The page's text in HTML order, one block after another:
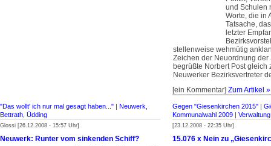
und Schulen
Worte, die in
Tatsache,
letzter
stellenweise wehmütig
Zeichen der Neuordnung der
begrüßte Norbert Post gleich
Neuwerker Bezirksvertreter
[ein Kommentar] Zum Artikel »
"Das wollt' ich nur mal gesagt haben..." | Neuwerk,
Bettrath, Üdding
Glossi [26.12.2008 - 15:57 Uhr]
Neuwerk: Runter vom sinkenden Schiff?
Gegen "Giesenkirchen 2015" |
Kommunalwahl 2009 |
[23.12.2008 - 22:35 Uhr]
15.076 x Nein zu